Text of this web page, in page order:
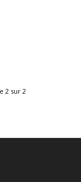
2 sur 2